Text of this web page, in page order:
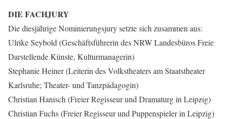
DIE FACHJURY
Die diesjährige Nominierungsjury setzte sich zusammen aus:
Ulrike Seybold (Geschäftsführerin des NRW Landesbüros Freie
Darstellende Künste, Kulturmanagerin)
Stephanie Heiner (Leiterin des Volkstheaters am Staatstheater
Karlsruhe; Theater- und Tanzpädagogin)
Christian Hanisch (Freier Regisseur und Dramaturg in Leipzig)
Christian Fuchs (Freier Regisseur und Puppenspieler in Leipzig)